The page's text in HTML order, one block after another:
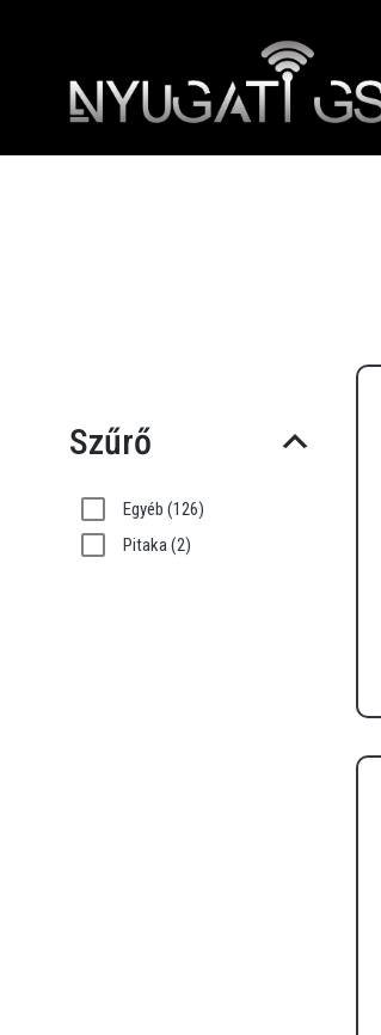
Szűrő
Egyéb(126)
Pitaka(2)